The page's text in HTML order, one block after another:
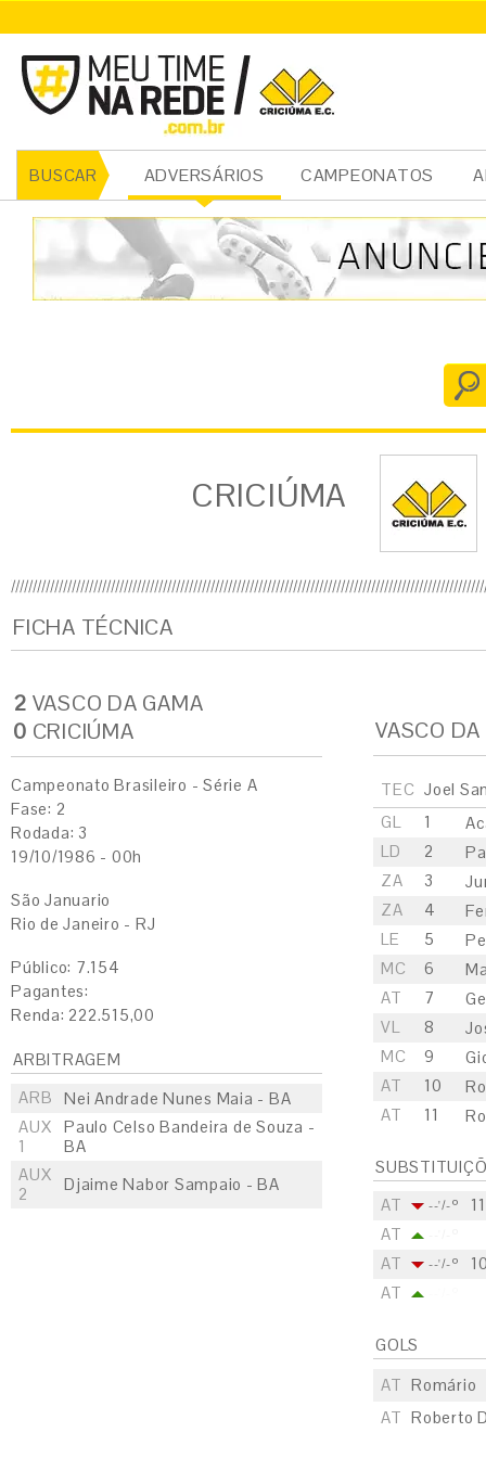
BUSCAR ADVERSÁRIOS CAMPEONATOS
CRICIÚMA
CRICIÚMA
FICHA TÉCNICA
2 VASCO DA GAMA
0 CRICIÚMA
Campeonato Brasileiro - Série A
Fase: 2
Rodada: 3
19/10/1986 - 00h
São Januario
Rio de Janeiro - RJ
Público: 7.154
Pagantes:
Renda: 222.515,00
ARBITRAGEM
ARB
Nei Andrade Nunes Maia - BA
AUX
1
Paulo Celso Bandeira de Souza -
BA
AUX
2
Djaime Nabor Sampaio - BA
VASCO
TEC Joel
GL
1
LD
2
ZA
3
ZA
4
LE
5
MC
6
AT
7
VL
8
MC
9
AT
10
AT
11
AT
--'/-º
11
AT
AT --'/-º
AT
GOLS
AT Romário
AT Roberto